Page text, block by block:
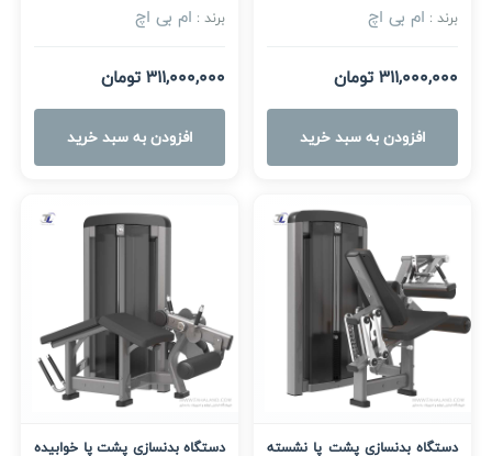
برند : ام بی اچ
311,000,000 تومان
افزودن به سبد خرید
برند : ام بی اچ
311,000,000 تومان
افزودن به سبد خرید
دستگاه بدنسازی پشت پا نشسته
دستگاه بدنسازی پشت پا خوابیده